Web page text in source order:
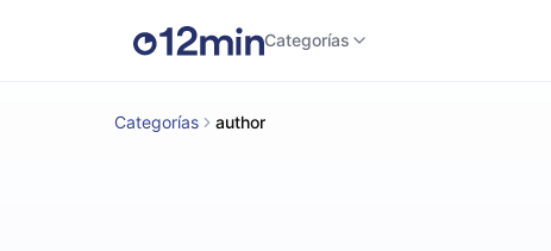
Categorías
Categorías author